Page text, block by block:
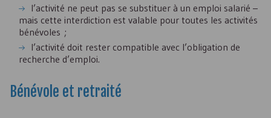
l’activité ne peut pas se substituer à un emploi salarié –
mais cette interdiction est valable pour toutes les activités
bénévoles ;
l’activité doit rester compatible avec l’obligation de
recherche d’emploi.
Bénévole et retraité